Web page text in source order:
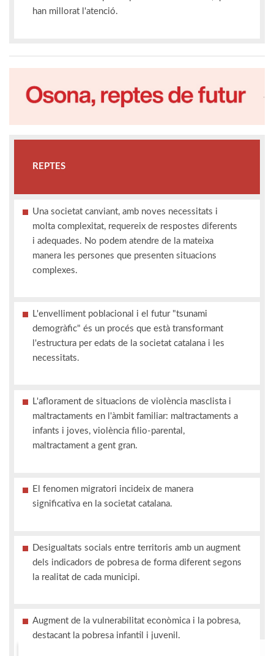
han millorat l'atenció.
REPTES
Una societat canviant, amb noves necessitats i
molta complexitat, requereix de respostes diferents
i adequades. No podem atendre de la mateixa
manera les persones que presenten situacions
complexes.
L'envelliment poblacional i el futur "tsunami
demogràfic" és un procés que està transformant
l'estructura per edats de la societat catalana i les
necessitats.
L'aflorament de situacions de violència masclista i
maltractaments en l'àmbit familiar: maltractaments a
infants i joves, violència filio-parental,
maltractament a gent gran.
El fenomen migratori incideix de manera
significativa en la societat catalana.
Desigualtats socials entre territoris amb un augment
dels indicadors de pobresa de forma diferent segons
la realitat de cada municipi.
Augment de la vulnerabilitat econòmica i la pobresa,
destacant la pobresa infantil i juvenil.